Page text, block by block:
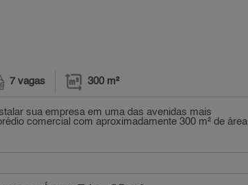
7 vagas 300 m²
sua empresa em uma das avenidas mais
comercial com aproximadamente 300 m² de área